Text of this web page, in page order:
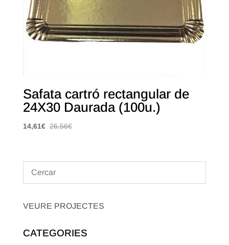
Safata cartró rectangular de
24X30 Daurada (100u.)
14,61€ 26,56€
VEURE PROJECTES
CATEGORIES